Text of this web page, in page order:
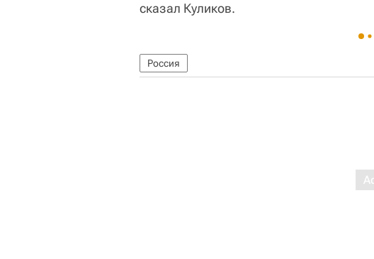
сказал Куликов.
Россия